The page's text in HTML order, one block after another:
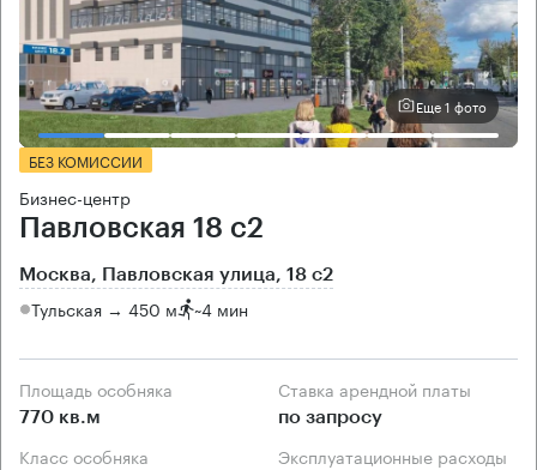
Еще 1 фото
БЕЗ КОМИССИИ
Бизнес-центр
Павловская 18 с2
Москва, Павловская улица, 18 с2
Тульская → 450 м ~4 мин
Площадь особняка
770 кв.м
Ставка арендной платы
по запросу
Класс особняка Эксплуатационные расходы